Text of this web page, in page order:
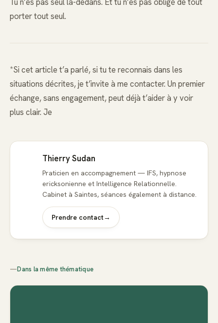
porter tout seul.
*Si cet article t’a parlé, si tu te reconnais dans les
situations décrites, je t’invite à me contacter. Un premier
échange, sans engagement, peut déjà t’aider à y voir
plus clair. Je
Thierry Sudan
Praticien en accompagnement — IFS, hypnose
ericksonienne et Intelligence Relationnelle.
Cabinet à Saintes, séances également à distance.
Prendre contact→
—Dans la même thématique